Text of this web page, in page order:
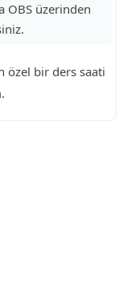
OBS üzerinden
özel bir ders saati